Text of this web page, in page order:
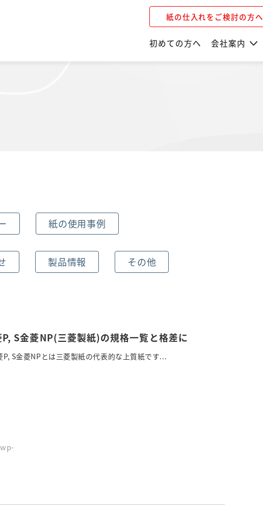
紙の仕入れをご検討の方へ
初めての方へ 会社案内
紙の使用事例
製品情報 その他
P, S金菱NP(三菱製紙)の規格一覧と格差に
S金菱NPとは三菱製紙の代表的な上質紙です...